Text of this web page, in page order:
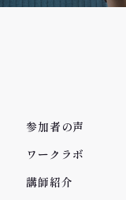
参加者の声
ワークラボ
講師紹介